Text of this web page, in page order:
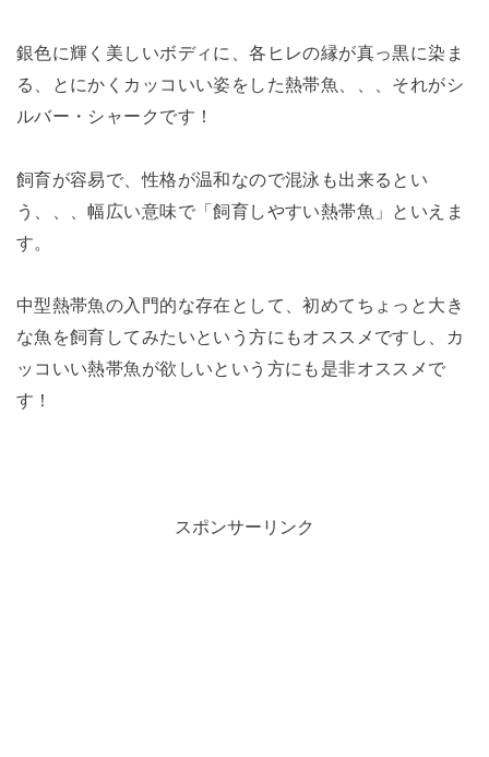
銀色に輝く美しいボディに、各ヒレの縁が真っ黒に染ま
る、とにかくカッコいい姿をした熱帯魚、、、それがシ
ルバー・シャークです！
飼育が容易で、性格が温和なので混泳も出来るとい
う、、、幅広い意味で「飼育しやすい熱帯魚」といえま
す。
中型熱帯魚の入門的な存在として、初めてちょっと大き
な魚を飼育してみたいという方にもオススメですし、カ
ッコいい熱帯魚が欲しいという方にも是非オススメで
す！
スポンサーリンク